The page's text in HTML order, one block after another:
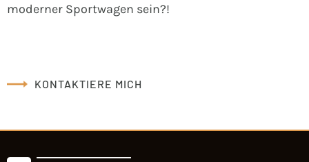
moderner Sportwagen sein?!
KONTAKTIERE MICH